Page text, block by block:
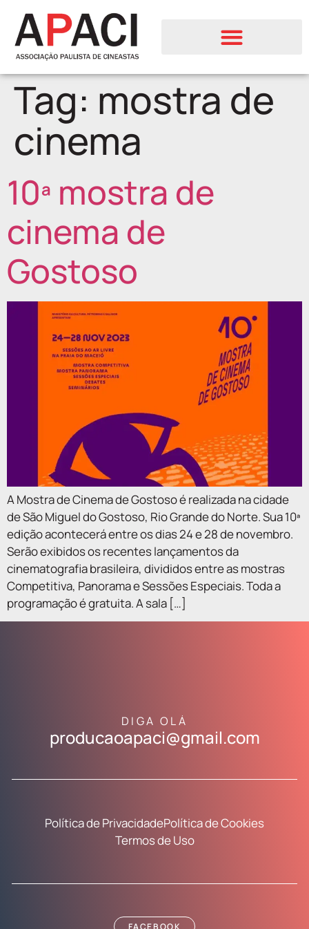
Tag: mostra de
cinema
10ª mostra de
cinema de
Gostoso
A Mostra de Cinema de Gostoso é realizada na cidade
de São Miguel do Gostoso, Rio Grande do Norte. Sua 10ª
edição acontecerá entre os dias 24 e 28 de novembro.
Serão exibidos os recentes lançamentos da
cinematografia brasileira, divididos entre as mostras
Competitiva, Panorama e Sessões Especiais. Toda a
programação é gratuita. A sala […]
DIGA OLÁ
producaoapaci@gmail.com
Política de PrivacidadePolítica de Cookies
Termos de Uso